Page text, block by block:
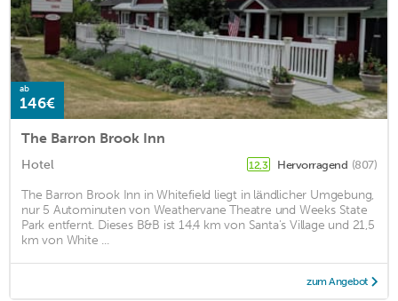
ab
146€
The Barron Brook Inn
Hotel 12,3 Hervorragend (807)
The Barron Brook Inn in Whitefield liegt in ländlicher Umgebung,
nur 5 Autominuten von Weathervane Theatre und Weeks State
Park entfernt. Dieses B&B ist 14,4 km von Santa's Village und 21,5
km von White ...
zum Angebot